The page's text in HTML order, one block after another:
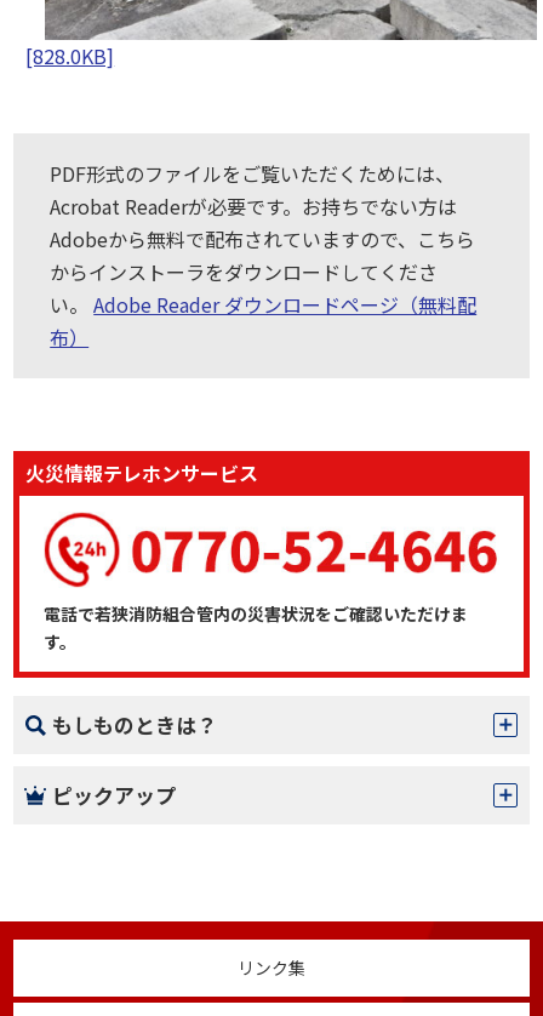
[828.0KB]
PDF形式のファイルをご覧いただくためには、
Acrobat Readerが必要です。お持ちでない方は
Adobeから無料で配布されていますので、こちら
からインストーラをダウンロードしてくださ
い。Adobe Reader ダウンロードページ（無料配
布）
火災情報テレホンサービス
電話で若狭消防組合管内の災害状況をご確認いただけま
す。
もしものときは？
ピックアップ
リンク集